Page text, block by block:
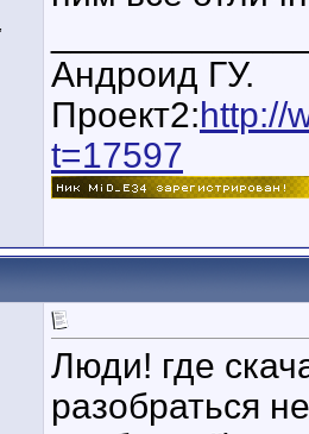
Андроид ГУ.
Проект2:http://
t=17597
Люди! где
разобраться